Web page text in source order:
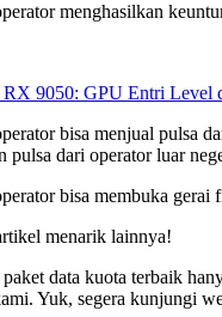
menghasilkan
9050: GPU Entri Level
bisa menjual pulsa
pulsa dari operator luar
bisa membuka
menarik lainnya!
paket data kuota terbaik
Yuk, segera kunjungi